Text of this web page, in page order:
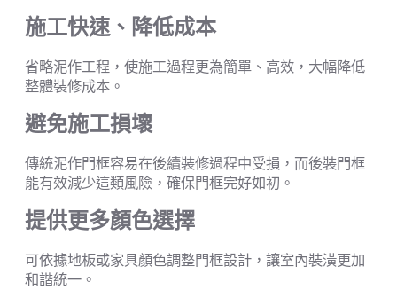
施工快速、降低成本
省略泥作工程，使施工過程更為簡單、高效，大幅降低
整體裝修成本。
避免施工損壞
傳統泥作門框容易在後續裝修過程中受損，而後裝門框
能有效減少這類風險，確保門框完好如初。
提供更多顏色選擇
可依據地板或家具顏色調整門框設計，讓室內裝潢更加
和諧統一。